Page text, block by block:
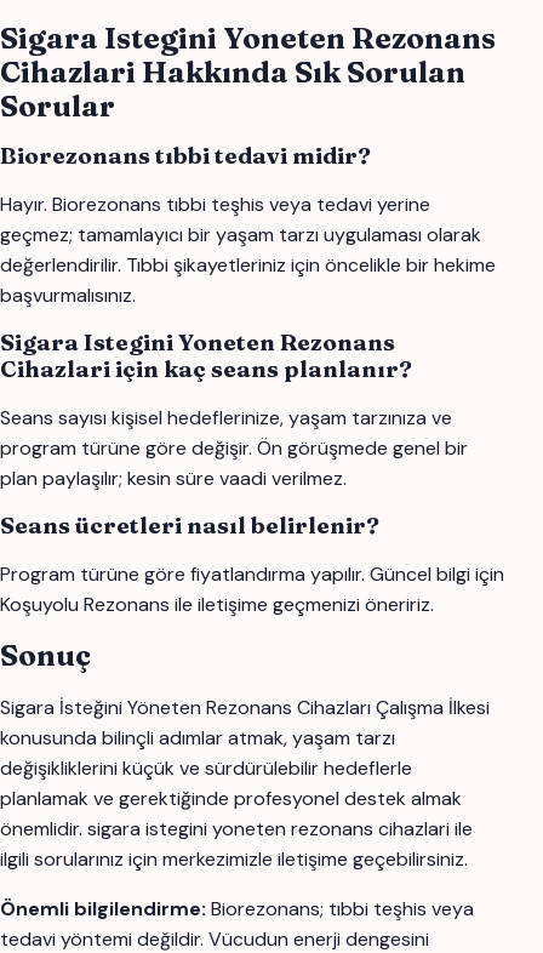
Sigara Istegini Yoneten Rezonans
Cihazlari Hakkında Sık Sorulan
Sorular
Biorezonans tıbbi tedavi midir?
Hayır. Biorezonans tıbbi teşhis veya tedavi yerine
geçmez; tamamlayıcı bir yaşam tarzı uygulaması olarak
değerlendirilir. Tıbbi şikayetleriniz için öncelikle bir hekime
başvurmalısınız.
Sigara Istegini Yoneten Rezonans
Cihazlari için kaç seans planlanır?
Seans sayısı kişisel hedeflerinize, yaşam tarzınıza ve
program türüne göre değişir. Ön görüşmede genel bir
plan paylaşılır; kesin süre vaadi verilmez.
Seans ücretleri nasıl belirlenir?
Program türüne göre fiyatlandırma yapılır. Güncel bilgi için
Koşuyolu Rezonans ile iletişime geçmenizi öneririz.
Sonuç
Sigara İsteğini Yöneten Rezonans Cihazları Çalışma İlkesi
konusunda bilinçli adımlar atmak, yaşam tarzı
değişikliklerini küçük ve sürdürülebilir hedeflerle
planlamak ve gerektiğinde profesyonel destek almak
önemlidir. sigara istegini yoneten rezonans cihazlari ile
ilgili sorularınız için merkezimizle iletişime geçebilirsiniz.
Önemli bilgilendirme: Biorezonans; tıbbi teşhis veya
tedavi yöntemi değildir. Vücudun enerji dengesini